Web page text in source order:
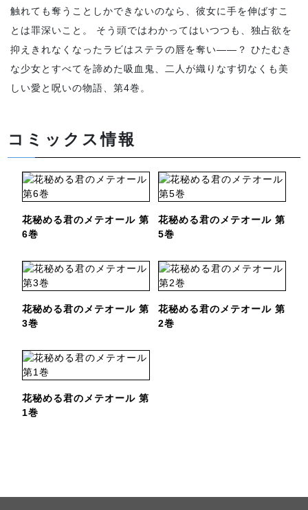
触れても奪うことしかできないのなら、彼女に手を伸ばすこ
とは罪深いこと。 そう頭ではわかってはいつつも、独占欲を
抑えきれなくなったラビはステラの唇を奪い――？ ひたむき
な少女とすべてを諦めた吸血鬼、二人が織りなす切なくも美
しい愛と呪いの物語、第4巻。
コミックス情報
花秘める君のメテオール 第
6巻
花秘める君のメテオール 第
5巻
花秘める君のメテオール 第
3巻
花秘める君のメテオール 第
2巻
花秘める君のメテオール 第
1巻